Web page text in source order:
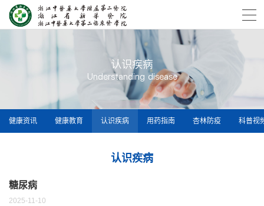
认识疾病
Understanding disease
健康资讯 健康教育 认识疾病 用药指南 杏林防疫 科普视
认识疾病
糖尿病
2025-11-10